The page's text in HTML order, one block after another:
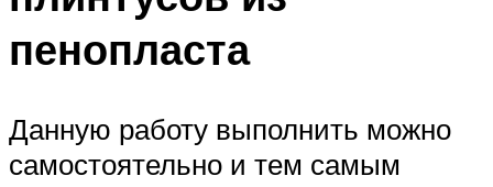
пенопласта
Данную работу выполнить можно
самостоятельно и тем самым